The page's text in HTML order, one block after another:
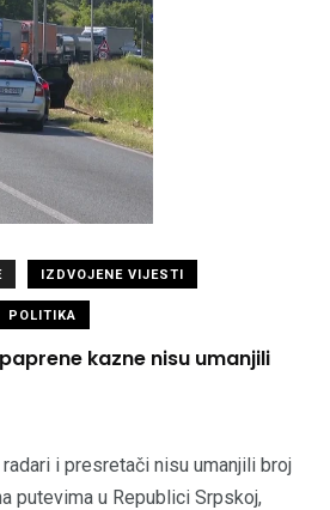
IZDVOJENE VIJESTI
POLITIKA
kazne nisu umanjili
i presretači nisu umanjili broj
putevima u Republici Srpskoj,